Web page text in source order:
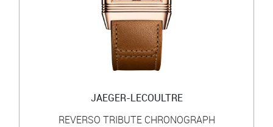
JAEGER-LECOULTRE
REVERSO TRIBUTE CHRONOGRAPH